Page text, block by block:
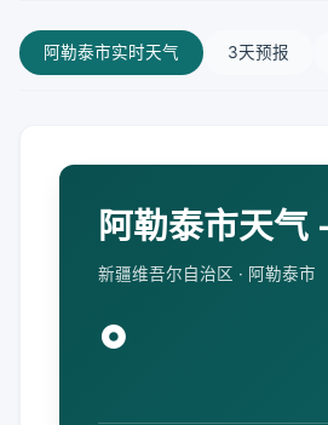
阿勒泰市实时天气 3天预报
阿勒泰市天气
新疆维吾尔自治区 · 阿勒泰市
°